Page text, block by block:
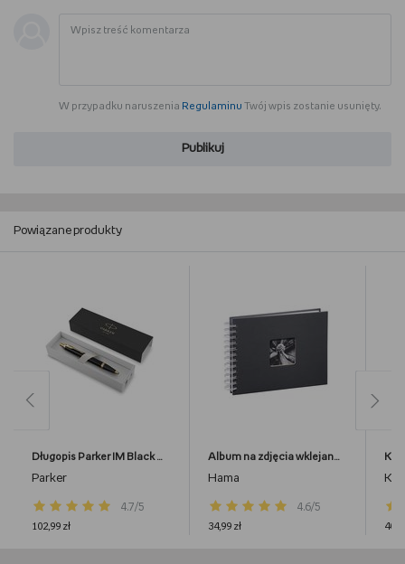
W przypadku naruszenia Regulaminu Twój wpis zostanie usunięty.
Publikuj
Powiązane produkty
Długopis Parker IM Black GT - 1931666
Parker
4.7/5
102,99 zł
Album na zdjęcia wklejane, Fine Art HAMA, 50 stron, szary, białe karty, 24x17 cm
Hama
4.6/5
34,99 zł